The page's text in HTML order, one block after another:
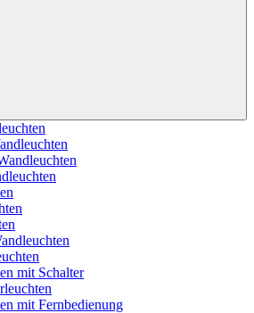
mit Schalter
mit Fernbedienung